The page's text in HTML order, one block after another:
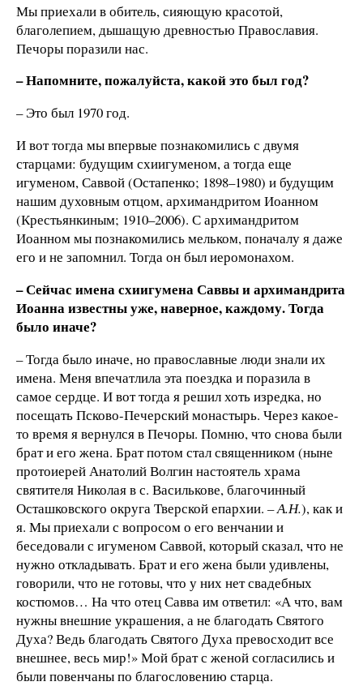
Мы приехали в обитель, сияющую красотой,
благолепием, дышащую древностью Православия.
Печоры поразили нас.
– Напомните, пожалуйста, какой это был год?
– Это был 1970 год.
И вот тогда мы впервые познакомились с двумя
старцами: будущим схиигуменом, а тогда еще
игуменом, Саввой (Остапенко; 1898–1980) и будущим
нашим духовным отцом, архимандритом Иоанном
(Крестьянкиным; 1910–2006). С архимандритом
Иоанном мы познакомились мельком, поначалу я даже
его и не запомнил. Тогда он был иеромонахом.
– Сейчас имена схиигумена Саввы и архимандрита
Иоанна известны уже, наверное, каждому. Тогда
было иначе?
– Тогда было иначе, но православные люди знали их
имена. Меня впечатлила эта поездка и поразила в
самое сердце. И вот тогда я решил хоть изредка, но
посещать Псково-Печерский монастырь. Через какое-
то время я вернулся в Печоры. Помню, что снова были
брат и его жена. Брат потом стал священником (ныне
протоиерей Анатолий Волгин настоятель храма
святителя Николая в с. Василькове, благочинный
Осташковского округа Тверской епархии. – А.Н.), как и
я. Мы приехали с вопросом о его венчании и
беседовали с игуменом Саввой, который сказал, что не
нужно откладывать. Брат и его жена были удивлены,
говорили, что не готовы, что у них нет свадебных
костюмов… На что отец Савва им ответил: «А что, вам
нужны внешние украшения, а не благодать Святого
Духа? Ведь благодать Святого Духа превосходит все
внешнее, весь мир!» Мой брат с женой согласились и
были повенчаны по благословению старца.